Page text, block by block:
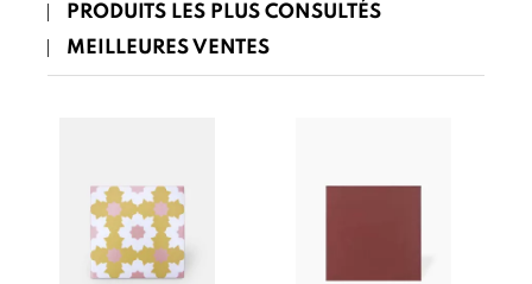
PRODUITS LES PLUS CONSULTÉS
MEILLEURES VENTES